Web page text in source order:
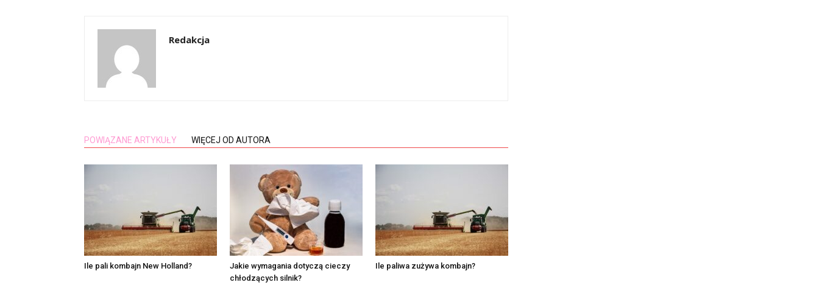
Redakcja
POWIĄZANE ARTYKUŁY WIĘCEJ OD AUTORA
Ile pali kombajn New Holland?
Jakie wymagania dotyczą cieczy
chłodzących silnik?
Ile paliwa zużywa kombajn?